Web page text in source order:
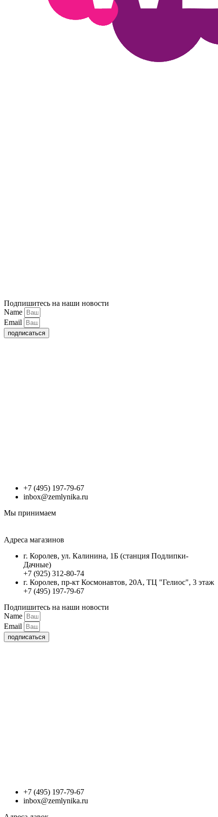
Подпишитесь на наши новости
Name
Email
подписаться
+7 (495) 197-79-67
inbox@zemlynika.ru
Мы принимаем
Адреса магазинов
г. Королев, ул. Калинина, 1Б (станция Подлипки-
Дачные)
+7 (925) 312-80-74
г. Королев, пр-кт Космонавтов, 20А, ТЦ "Гелиос", 3 этаж
+7 (495) 197-79-67
Подпишитесь на наши новости
Name
Email
подписаться
+7 (495) 197-79-67
inbox@zemlynika.ru